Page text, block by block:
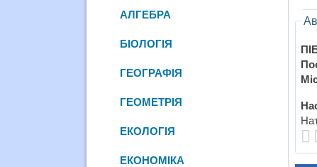
АЛГЕБРА
БІОЛОГІЯ
ГЕОГРАФІЯ
ГЕОМЕТРІЯ
ЕКОЛОГІЯ
ЕКОНОМІКА